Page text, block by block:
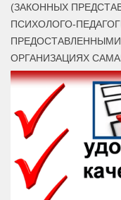
(ЗАКОННЫХ
ПСИХОЛОГО-
ОРГАНИЗАЦИЯХ